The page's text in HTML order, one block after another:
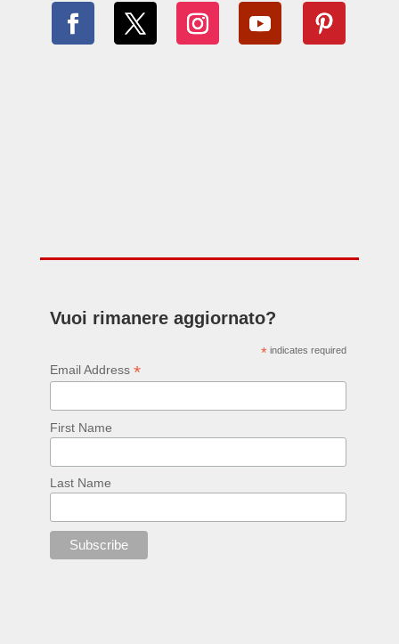
Vuoi rimanere aggiornato?
* indicates required
Email Address *
First Name
Last Name